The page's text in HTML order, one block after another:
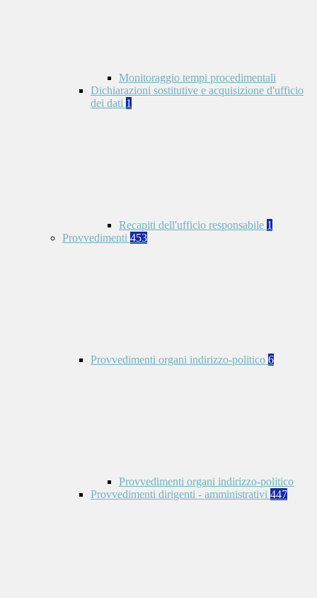
Monitoraggio tempi procedimentali
Dichiarazioni sostitutive e acquisizione d'ufficio
dei dati 1
Recapiti dell'ufficio responsabile 1
Provvedimenti 453
Provvedimenti organi indirizzo-politico 6
Provvedimenti organi indirizzo-politico
Provvedimenti dirigenti - amministrativi 447